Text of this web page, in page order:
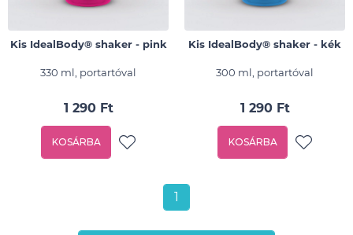
Kis IdealBody® shaker - pink
330 ml, portartóval
1 290 Ft
KOSÁRBA
Kis IdealBody® shaker - kék
300 ml, portartóval
1 290 Ft
KOSÁRBA
1